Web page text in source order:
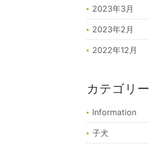
2023年3月
2023年2月
2022年12月
カテゴリー
Information
子犬